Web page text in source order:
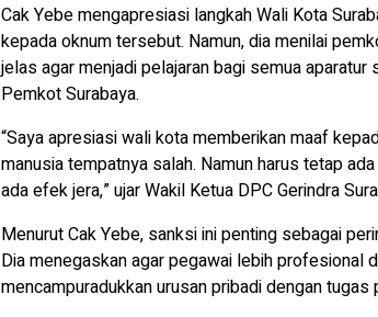
Cak Yebe mengapresiasi langkah Wali Kota
kepada oknum tersebut. Namun, dia menilai
jelas agar menjadi pelajaran bagi semua
Pemkot Surabaya.
“Saya apresiasi wali kota memberikan maaf
manusia tempatnya salah. Namun harus tetap
ada efek jera,” ujar Wakil Ketua DPC Gerindra
Menurut Cak Yebe, sanksi ini penting sebagai
Dia menegaskan agar pegawai lebih profesional
mencampuradukkan urusan pribadi dengan tugas